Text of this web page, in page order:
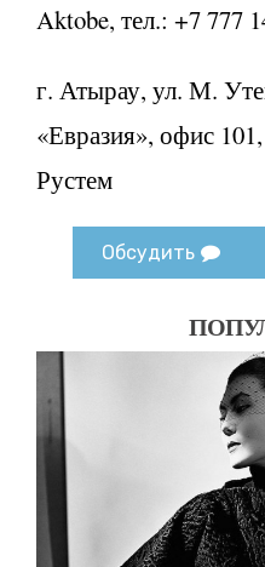
Aktobe, тел.: +7 777
г. Атырау, ул. М.
«Евразия», офис
Рустем
Обсудить